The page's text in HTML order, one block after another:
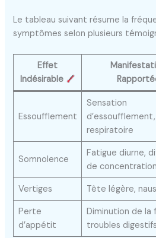
Le tableau suivant résume la
symptômes selon plusieurs
Effet
Indésirable
Essoufflement
Sensation
respiratoire
Somnolence
Fatigue diurne,
de concentration
Vertiges Tête légère,
Perte
d’appétit
Diminution de la
troubles digestifs